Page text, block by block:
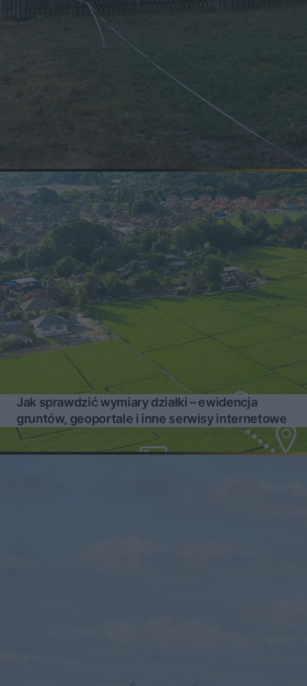
Jak sprawdzić wymiary działki – ewidencja
gruntów, geoportale i inne serwisy internetowe